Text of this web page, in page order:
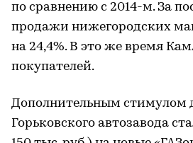
по сравнению с 2014-м. За
продажи нижегородских
на 24,4%. В это же время
покупателей.
Дополнительным стимулом
Горьковского автозавода